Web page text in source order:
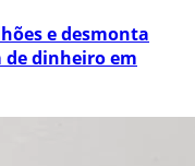
e desmonta
de dinheiro em